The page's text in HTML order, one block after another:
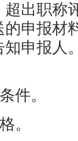
出职称
申报材
申报人
件。
。